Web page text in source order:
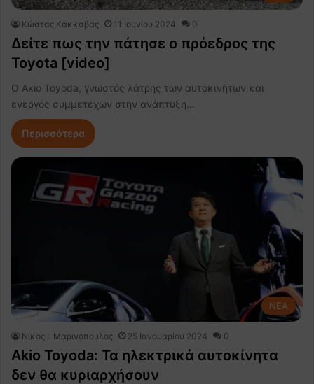
Κώστας Κάκκαβας 11 Ιουνίου 2024 0
Δείτε πως την πάτησε ο πρόεδρος της
Toyota [video]
Ο Akio Toyoda, γνωστός λάτρης των αυτοκινήτων και
ενεργός συμμετέχων στην ανάπτυξη…
Περισσότερα
NEA
Nίκος Ι. Mαρινόπουλος 25 Ιανουαρίου 2024 0
Akio Toyoda: Τα ηλεκτρικά αυτοκίνητα
δεν θα κυριαρχήσουν